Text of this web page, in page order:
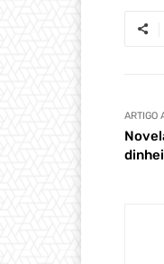
ARTIGO